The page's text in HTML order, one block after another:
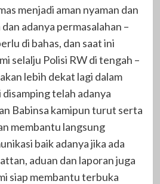
menjadi aman nyaman dan
adanya permasalahan –
di bahas, dan saat ini
selalju Polisi RW di tengah –
lebih dekat lagi dalam
telah adanya
Babinsa kamipun turut serta
membantu langsung
baik adanya jika ada
aduan dan laporan juga
siap membantu terbuka